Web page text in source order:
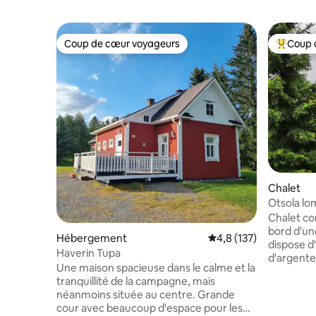
Coup de cœur voyageurs
Coup de cœur voyageurs
Hébergement Évaluation moyenne
4,8 (137)
Haverin Tupa
Une maison spacieuse dans le calme et la
tranquillité de la campagne, mais
néanmoins située au centre. Grande
cour avec beaucoup d'espace pour les
Coups
Coup
Chalet
Otsola
Chalet
bord
dispose
d'argenterie. Nombreux